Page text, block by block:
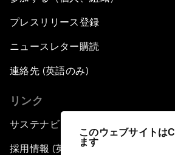
このウェブサイトは
ます
プレスリリース登録
ニュースレター購読
連絡先 (英語のみ)
リンク
サステナビリティへの取り組み
採用情報 (英語のみ)